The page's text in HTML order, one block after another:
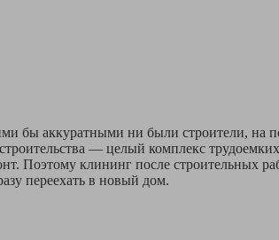
бы аккуратными ни были строители, на
— целый комплекс
Поэтому клининг после строительных
переехать в новый дом.